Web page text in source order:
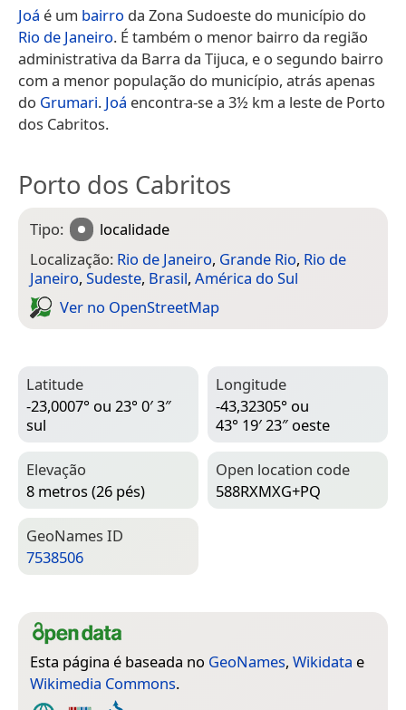
Joá é um bairro da Zona Sudoeste do município do
Rio de Janeiro. É também o menor bairro da região
administrativa da Barra da Tijuca, e o segundo bairro
com a menor população do município, atrás apenas
do Grumari. Joá encontra-se a 3½ km a leste de Porto
dos Cabritos.
Porto dos Cabritos
Tipo:
localidade
Localização: Rio de Janeiro, Grande Rio, Rio de
Janeiro, Sudeste, Brasil, América do Sul
Ver no Open­Street­Map
Latitude
-23,0007° ou 23° 0′ 3″
sul
Longitude
-43,32305° ou
43° 19′ 23″ oeste
Elevação
8 metros (26 pés)
Open location code
588RXMXG+PQ
Geo­Names ID
7538506
Esta página é baseada no GeoNames, Wikidata e
Wikimedia Commons.